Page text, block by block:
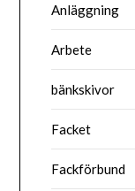
Anläggning
Arbete
bänkskivor
Facket
Fackförbund